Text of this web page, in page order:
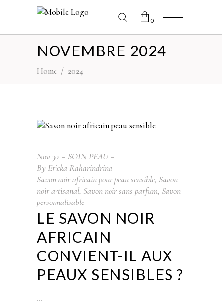
0
No products in the cart.
NOVEMBRE 2024
Home / 2024
Nov 30
SOIN PEAU
By Ericka Raharindrina
Savon noir africain pour peau sensible, Savon
noir artisanal, Savon noir sans parfum, Savon
personnalisable
LE SAVON NOIR
AFRICAIN
CONVIENT-IL AUX
PEAUX SENSIBLES ?